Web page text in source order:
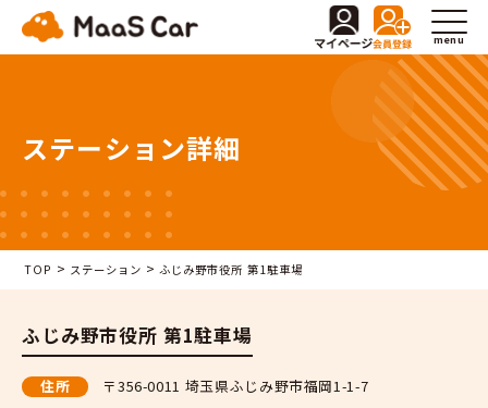
menu
ステーション詳細
TOP > ステーション >ふじみ野市役所 第1駐車場
ふじみ野市役所 第1駐車場
住所 〒356-0011 埼玉県ふじみ野市福岡1-1-7